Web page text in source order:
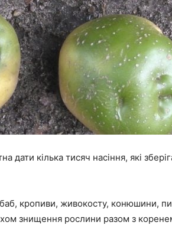
дати кілька тисяч насіння, які
кропиви, живокосту, конюшини,
знищення рослини разом з